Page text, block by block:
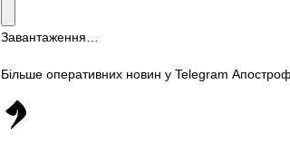
Завантаження…
Більше оперативних новин у Telegram